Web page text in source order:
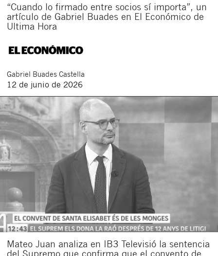
“Cuando lo firmado entre socios sí importa”, un
artículo de Gabriel Buades en El Económico de
Ultima Hora
Gabriel Buades Castella
12 de junio de 2026
Mateo Juan analiza en IB3 Televisió la sentencia
del Supremo que confirma que el convento de